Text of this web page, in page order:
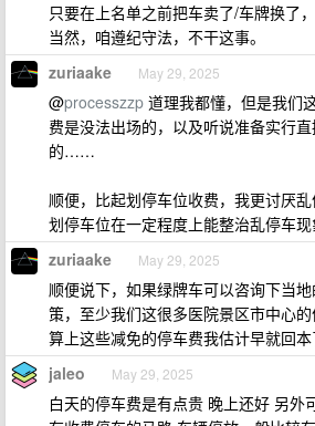
只要在上名单之前把车卖了/车牌换了
当然，咱遵纪守法，不干这事。
zuriaake May 29, 2025
@processzzp 道理我都懂，但是我们
费是没法出场的，以及听说准备实行
的……
顺便，比起划停车位收费，我更讨厌
划停车位在一定程度上能整治乱停车
zuriaake May 29, 2025
顺便说下，如果绿牌车可以咨询下当
策，至少我们这很多医院景区市中心的
算上这些减免的停车费我估计早就回本
jaleo May 29, 2025
白天的停车费是有点贵 晚上还好 另外